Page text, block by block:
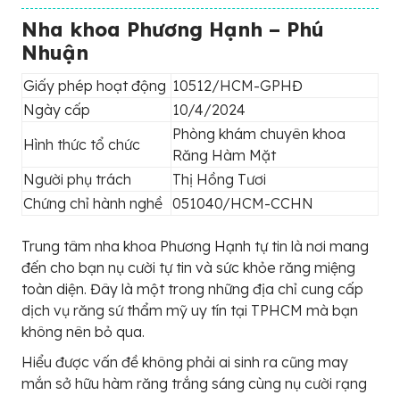
Nha khoa Phương Hạnh – Phú
Nhuận
Giấy phép hoạt động 10512/HCM-GPHĐ
Ngày cấp
10/4/2024
Hình thức tổ chức
Phòng khám chuyên khoa
Răng Hàm Mặt
Người phụ trách
Thị Hồng Tươi
Chứng chỉ hành nghề 051040/HCM-CCHN
Trung tâm nha khoa Phương Hạnh tự tin là nơi mang
đến cho bạn nụ cười tự tin và sức khỏe răng miệng
toàn diện. Đây là một trong những địa chỉ cung cấp
dịch vụ răng sứ thẩm mỹ uy tín tại TPHCM mà bạn
không nên bỏ qua.
Hiểu được vấn đề không phải ai sinh ra cũng may
mắn sở hữu hàm răng trắng sáng cùng nụ cười rạng